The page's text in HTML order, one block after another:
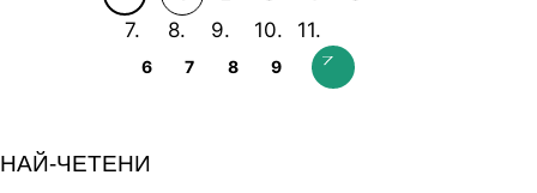
6 7 8 9
НАЙ-ЧЕТЕНИ